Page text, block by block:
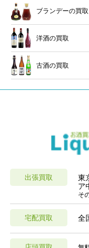
ブランデーの買取
洋酒の買取
古酒の買取
出張買取
東
ア
そ
宅配買取 全